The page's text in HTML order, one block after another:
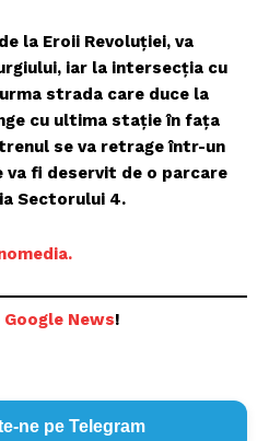
la Eroii Revoluției, va
iar la intersecția cu
strada care duce la
cu ultima stație în fața
se va retrage într-un
va fi deservit de o parcare
Sectorului 4.
Google News!
ne pe Telegram